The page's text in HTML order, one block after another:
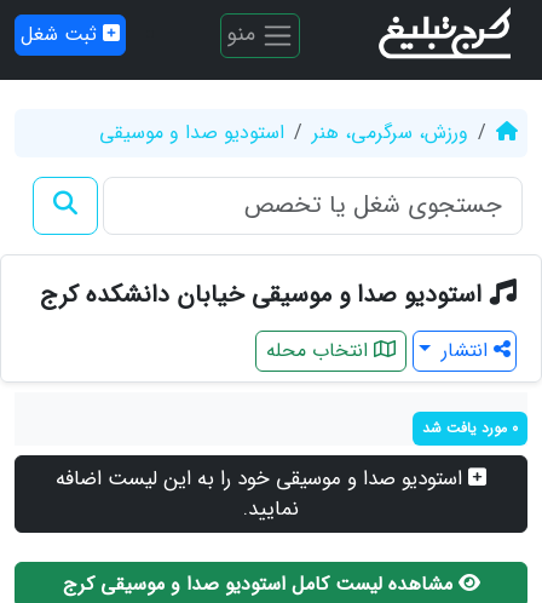
منو ثبت شغل
ورزش، سرگرمی، هنر استودیو صدا و موسیقی
استودیو صدا و موسیقی خیابان دانشکده کرج
انتشار انتخاب محله
0 مورد یافت شد
استودیو صدا و موسیقی خود را به این لیست اضافه
نمایید.
مشاهده لیست کامل استودیو صدا و موسیقی کرج